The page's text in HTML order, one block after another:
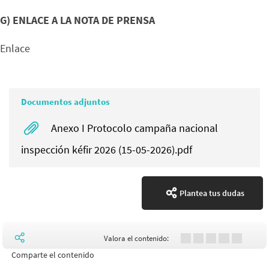
G) ENLACE A LA NOTA DE PRENSA
Enlace
Documentos adjuntos
Anexo I Protocolo campaña nacional
inspección kéfir 2026 (15-05-2026).pdf
Plantea tus dudas
Comparte el contenido
Valora el contenido: